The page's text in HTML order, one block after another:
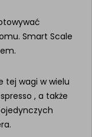
Smart Scale
tej wagi w wielu
, a także